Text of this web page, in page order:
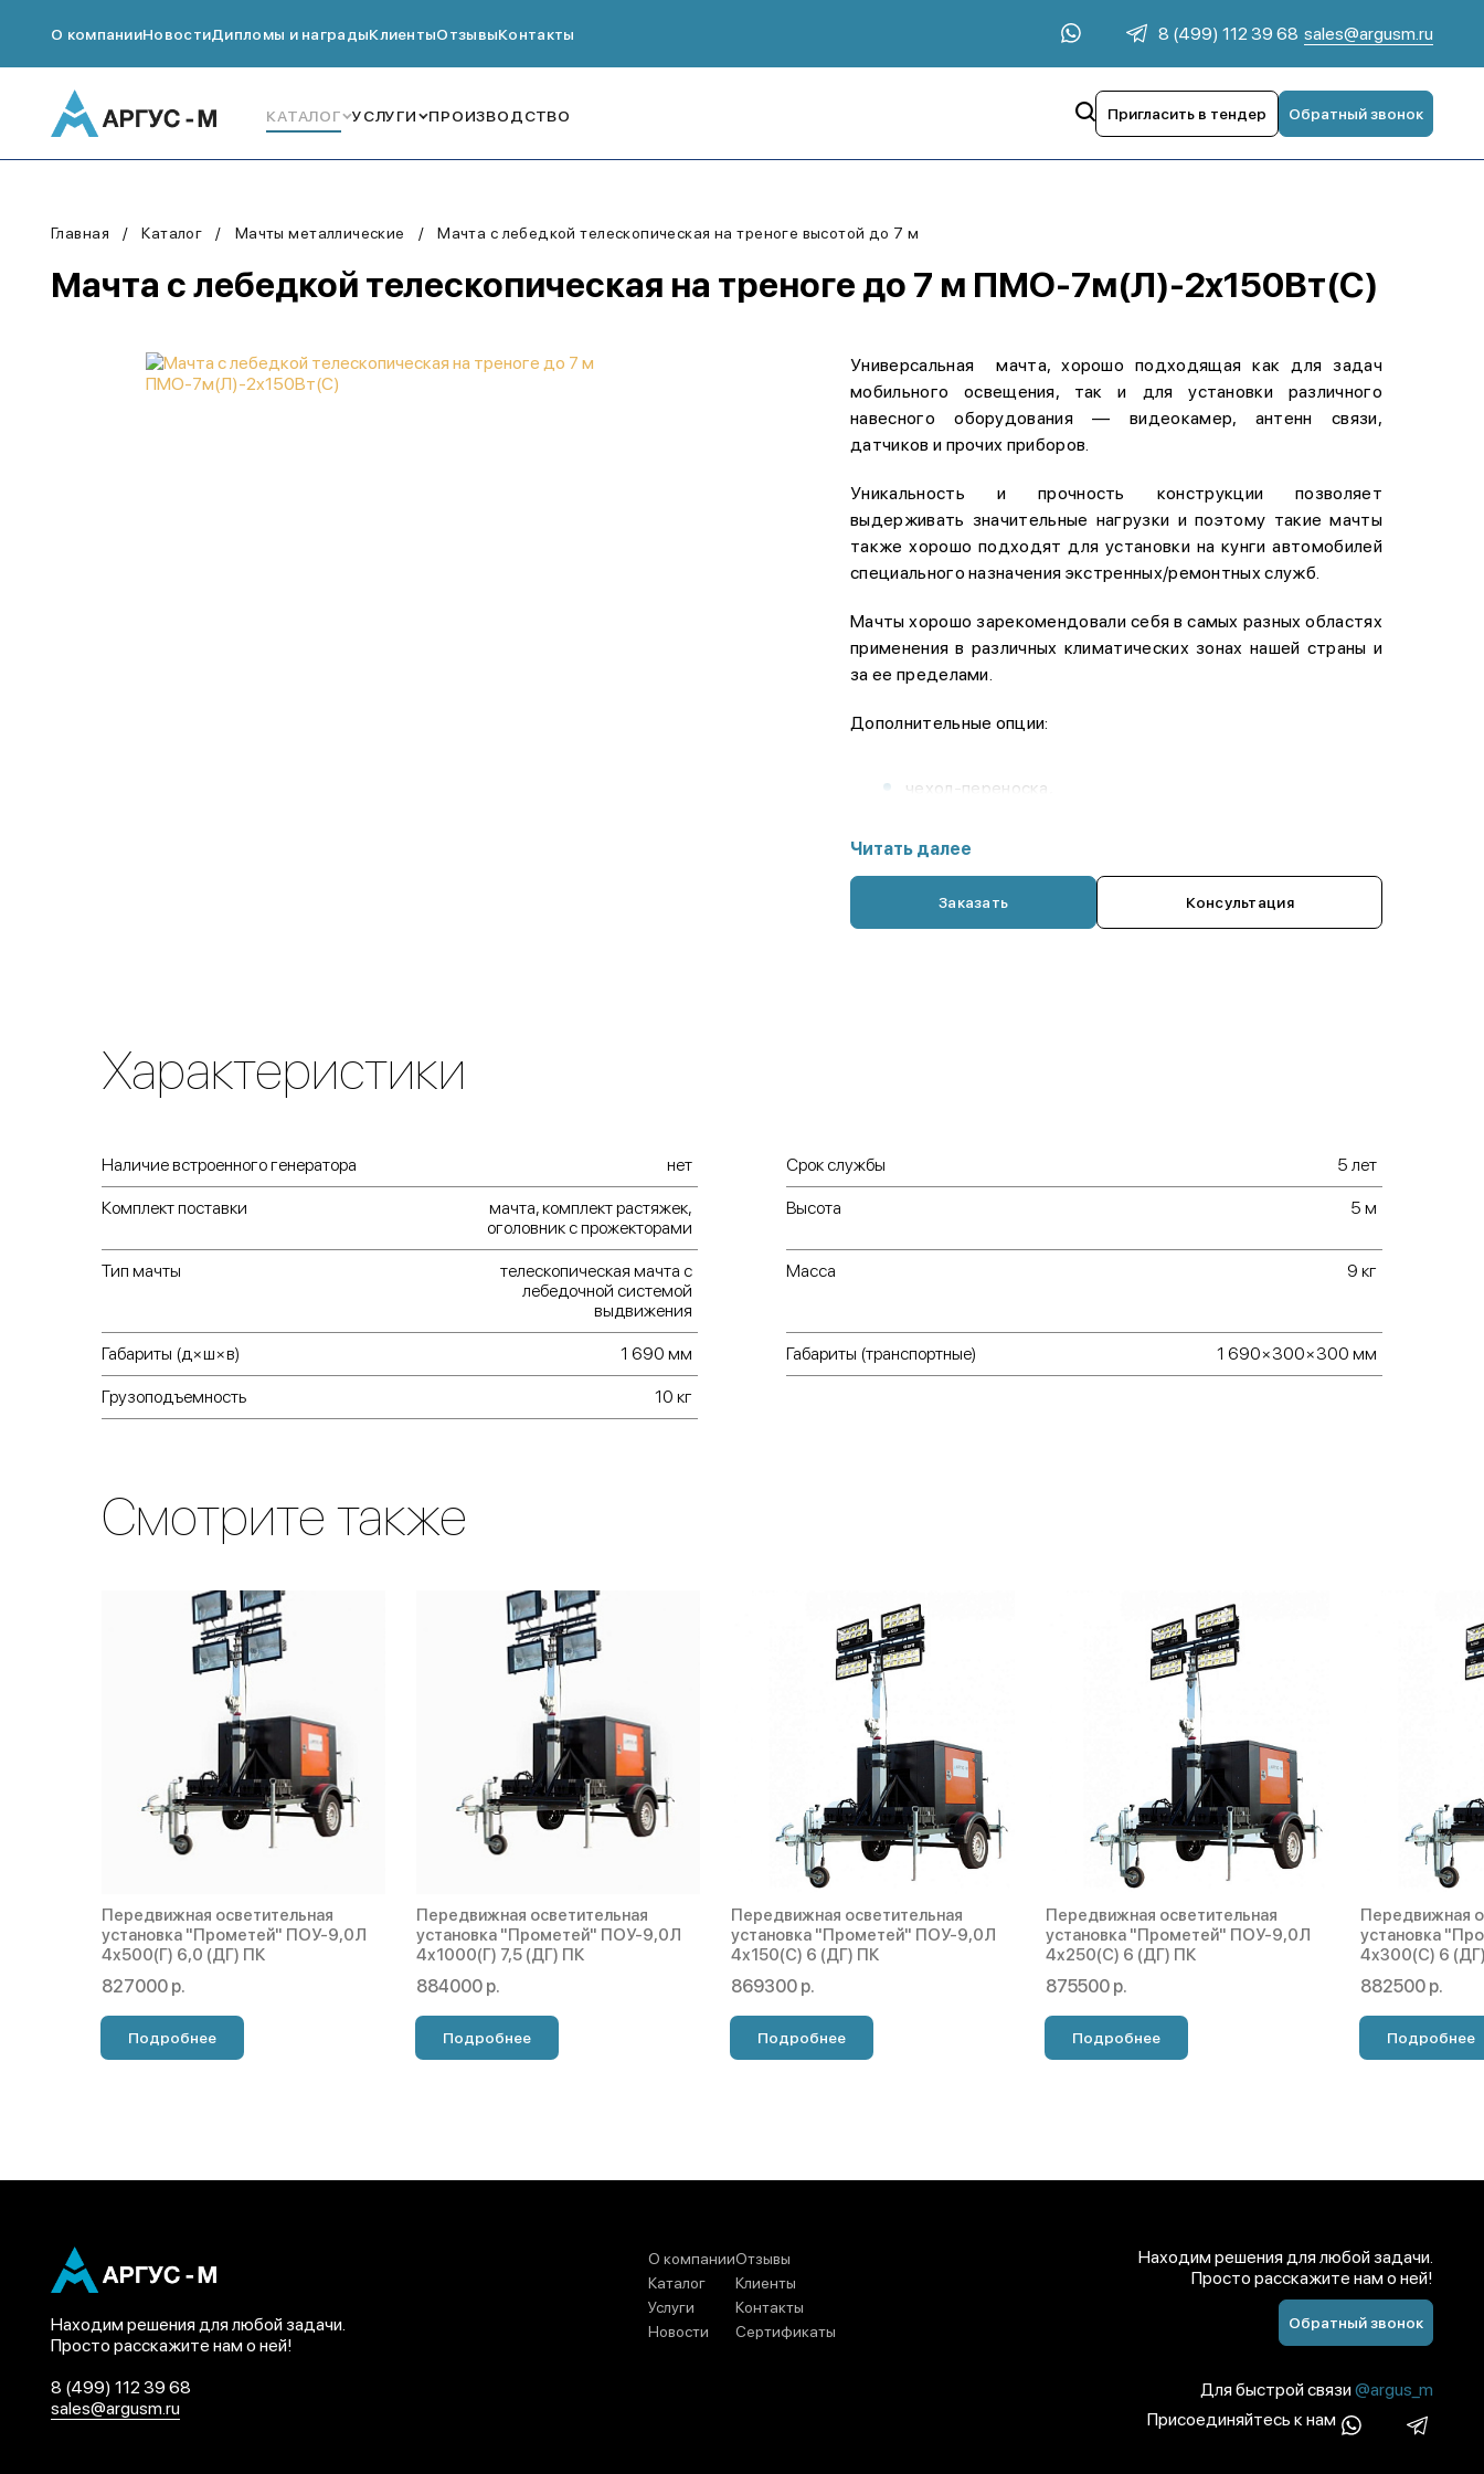
О компанииНовостиДипломы и наградыКлиентыОтзывыКонтакты 8 (499) 112 39 68 sales@argusm.ru
КАТАЛОГ УСЛУГИ ПРОИЗВОДСТВО Пригласить в тендер Обратный звонок
Главная Каталог Мачты металлические Мачта с лебедкой телескопическая на треноге высотой до 7 м
Мачта с лебедкой телескопическая на треноге до 7 м ПМО-7м(Л)-2х150Вт(С)
Универсальная мачта, хорошо подходящая как для задач
мобильного освещения, так и для установки различного
навесного оборудования — видеокамер, антенн связи,
датчиков и прочих приборов.
Уникальность и прочность конструкции позволяет
выдерживать значительные нагрузки и поэтому такие мачты
также хорошо подходят для установки на кунги автомобилей
специального назначения экстренных/ремонтных служб.
Мачты хорошо зарекомендовали себя в самых разных областях
применения в различных климатических зонах нашей страны и
за ее пределами.
Дополнительные опции:
чехол-переноска,
фонарик аккумуляторный ручной,
прожектор 500 Вт,
Читать далее
Заказать Консультация
Характеристики
Наличие встроенного генератора нет Срок службы 5 лет
Комплект поставки
мачта, комплект растяжек,
оголовник с прожекторами
Высота 5 м
Тип мачты
телескопическая мачта с
лебедочной системой
выдвижения
Масса 9 кг
Габариты (д×ш×в) 1 690 мм Габариты (транспортные) 1 690×300×300 мм
Грузоподъемность 10 кг
Смотрите также
Передвижная осветительная
установка "Прометей" ПОУ-9,0Л
4х500(Г) 6,0 (ДГ) ПК
827000 р.
Подробнее
Передвижная осветительная
установка "Прометей" ПОУ-9,0Л
4х1000(Г) 7,5 (ДГ) ПК
884000 р.
Подробнее
Передвижная осветительная
установка "Прометей" ПОУ-9,0Л
4х150(С) 6 (ДГ) ПК
869300 р.
Подробнее
Передвижная осветительная
установка "Прометей" ПОУ-9,0Л
4х250(С) 6 (ДГ) ПК
875500 р.
Подробнее
Передвижная
установка
4х300(С) 6
882500 р.
Подробнее
Находим решения для любой задачи.
Просто расскажите нам о ней!
8 (499) 112 39 68
sales@argusm.ru
О компании
Каталог
Услуги
Новости
Отзывы
Клиенты
Контакты
Сертификаты
Находим решения для любой задачи.
Просто расскажите нам о ней!
Обратный звонок
Для быстрой связи@argus_m
Присоединяйтесь к нам